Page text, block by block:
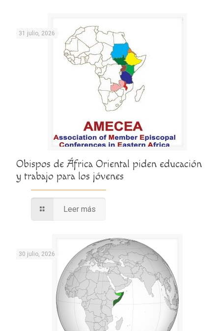
31 julio, 2026
Obispos de África Oriental piden educación
y trabajo para los jóvenes
Leer más
30 julio, 2026